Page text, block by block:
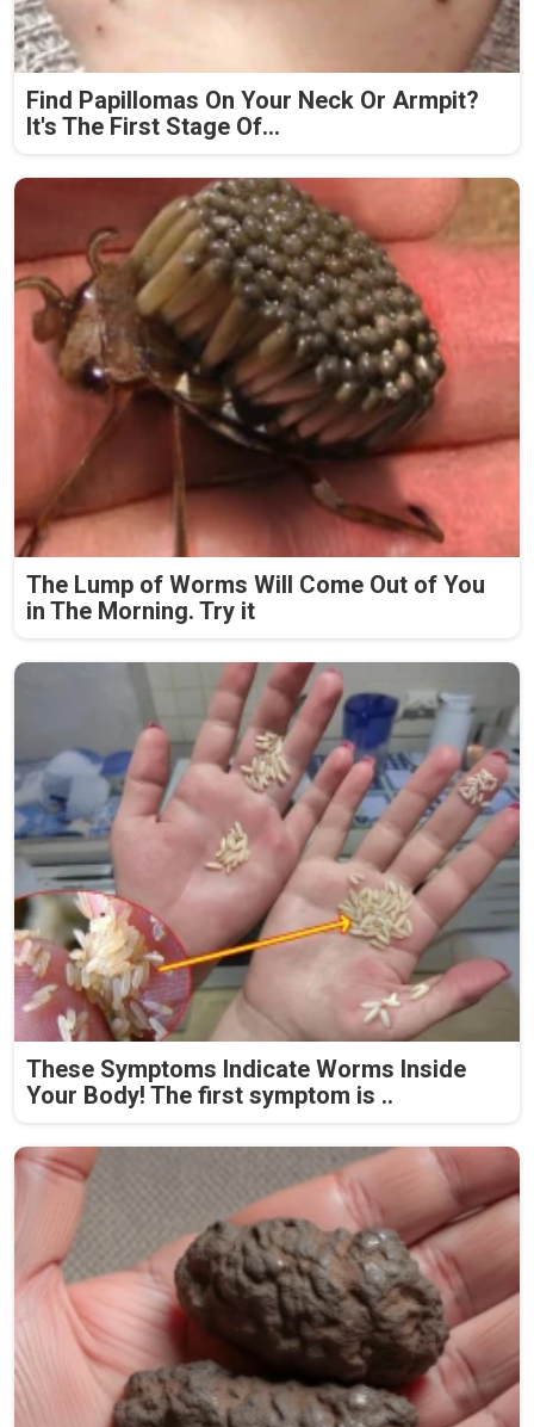
Find Papillomas On Your Neck Or Armpit?
It's The First Stage Of...
The Lump of Worms Will Come Out of You
in The Morning. Try it
These Symptoms Indicate Worms Inside
Your Body! The first symptom is ..